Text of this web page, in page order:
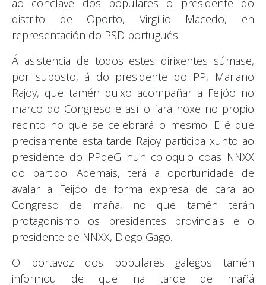
ao conclave dos populares o presidente do
distrito de Oporto, Virgílio Macedo, en
representación do PSD portugués.
Á asistencia de todos estes dirixentes súmase,
por suposto, á do presidente do PP, Mariano
Rajoy, que tamén quixo acompañar a Feijóo no
marco do Congreso e así o fará hoxe no propio
recinto no que se celebrará o mesmo. E é que
precisamente esta tarde Rajoy participa xunto ao
presidente do PPdeG nun coloquio coas NNXX
do partido. Ademais, terá a oportunidade de
avalar a Feijóo de forma expresa de cara ao
Congreso de mañá, no que tamén terán
protagonismo os presidentes provinciais e o
presidente de NNXX, Diego Gago.
O portavoz dos populares galegos tamén
informou de que na tarde de mañá